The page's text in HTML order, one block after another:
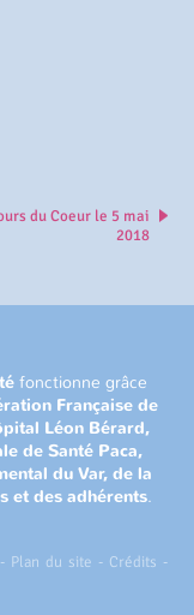
du Coeur le 5 mai
2018
fonctionne grâce
Française de
Léon Bérard,
de Santé Paca,
du Var, de la
et des adhérents.
- Plan du site - Crédits -